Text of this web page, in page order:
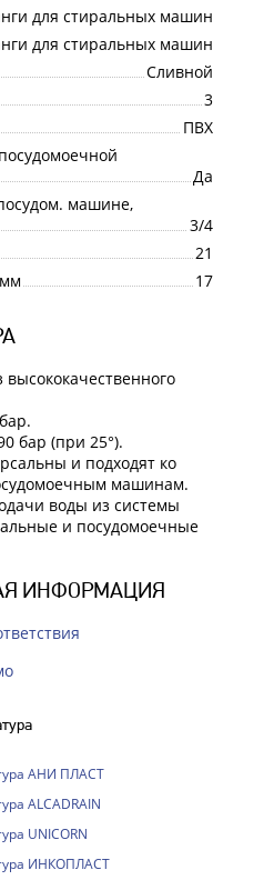
для стиральных машин
для стиральных машин
Сливной
3
ПВХ
Да
машине,
3/4
21
17
бар (при 25°).
и подходят ко
машинам.
воды из системы
и посудомоечные
ИНФОРМАЦИЯ
АНИ ПЛАСТ
ALCADRAIN
UNICORN
ИНКОПЛАСТ